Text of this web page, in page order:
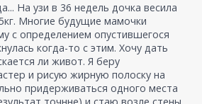
На узи в 36 недель дочка весила
Многие будущие мамочки
с определением опустившегося
когда-то с этим. Хочу дать
ли живот. Я беру
и рисую жирную полоску на
придерживаться одного места